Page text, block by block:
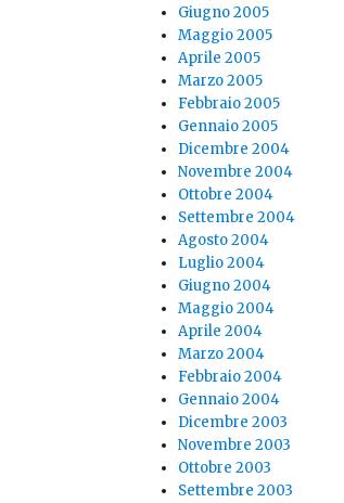
Giugno 2005
Maggio 2005
Aprile 2005
Marzo 2005
Febbraio 2005
Gennaio 2005
Dicembre 2004
Novembre 2004
Ottobre 2004
Settembre 2004
Agosto 2004
Luglio 2004
Giugno 2004
Maggio 2004
Aprile 2004
Marzo 2004
Febbraio 2004
Gennaio 2004
Dicembre 2003
Novembre 2003
Ottobre 2003
Settembre 2003